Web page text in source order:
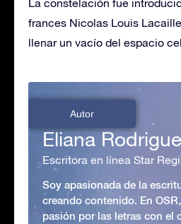
La constelación fue
frances Nicolas Louis
llenar un vacío del espacio
Autor
Eliana
Escritora en línea Star
Soy apasionada de la
creando contenido. En
pasión por las letras con el